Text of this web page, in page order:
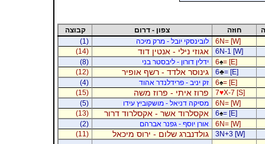
חוזה צפון - דרום
קבוצה
6N= [W]
לובינסקי יובל - מרק מיכה
(1)
6N-1 [W]
אגוזי נילי - אנטין דוד
(14)
6♠= [E] ידלין דורון - ליבסטר בני
(8)
6♣= [E] גינוסר אלדד - רשף אופיר
(12)
6♠= [E] זק יניב - פרידלנדר אהוד
(4)
7♥X-7 [S] פרוז איתי - פרוז משה
(15)
6N= [W]
מסיקה דניאל - מושקוביץ עידו
(5)
6♠= [E] אקסלרוד אשר - אקסלרוד דרור
(13)
6N= [W]
אורן יוסף - גפנר אברהם
(2)
3N+3 [W]
גולדנברג שלום - ירוס מיכאל
(11)